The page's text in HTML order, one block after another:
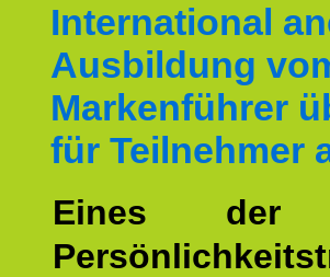
International
Ausbildung
Markenführer
für Teilnehmer
Eines der